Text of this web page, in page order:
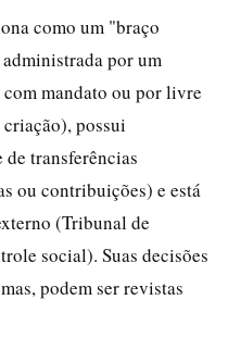
como um "braço
por um
mandato ou por livre
possui
transferências
ou contribuições) e está
(Tribunal de
social). Suas decisões
podem ser revistas